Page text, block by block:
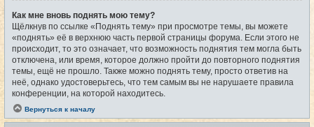
Как мне вновь поднять мою тему?
Щёлкнув по ссылке «Поднять тему» при просмотре темы, вы можете
«поднять» её в верхнюю часть первой страницы форума. Если этого не
происходит, то это означает, что возможность поднятия тем могла быть
отключена, или время, которое должно пройти до повторного поднятия
темы, ещё не прошло. Также можно поднять тему, просто ответив на
неё, однако удостоверьтесь, что тем самым вы не нарушаете правила
конференции, на которой находитесь.
Вернуться к началу